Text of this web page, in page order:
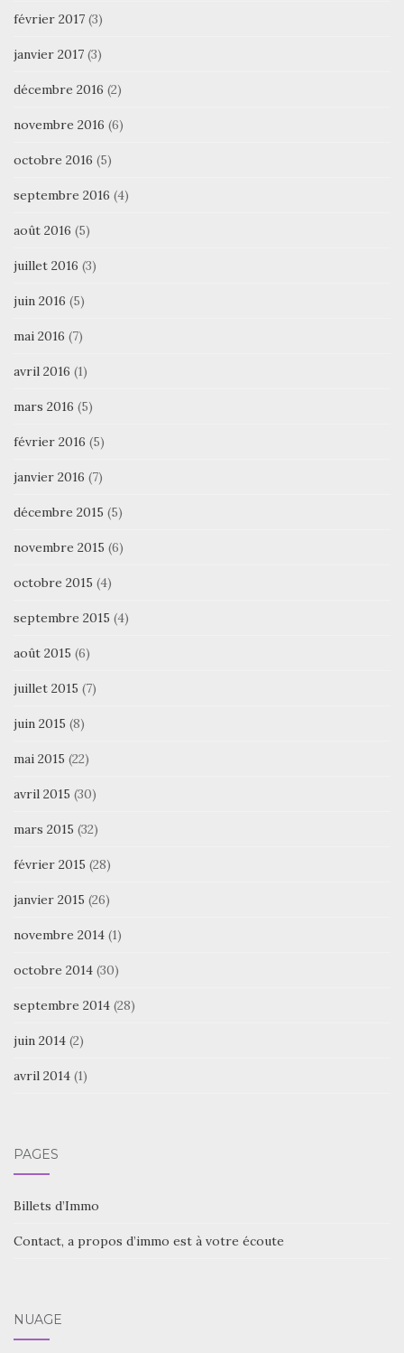
février 2017 (3)
janvier 2017 (3)
décembre 2016 (2)
novembre 2016 (6)
octobre 2016 (5)
septembre 2016 (4)
août 2016 (5)
juillet 2016 (3)
juin 2016 (5)
mai 2016 (7)
avril 2016 (1)
mars 2016 (5)
février 2016 (5)
janvier 2016 (7)
décembre 2015 (5)
novembre 2015 (6)
octobre 2015 (4)
septembre 2015 (4)
août 2015 (6)
juillet 2015 (7)
juin 2015 (8)
mai 2015 (22)
avril 2015 (30)
mars 2015 (32)
février 2015 (28)
janvier 2015 (26)
novembre 2014 (1)
octobre 2014 (30)
septembre 2014 (28)
juin 2014 (2)
avril 2014 (1)
PAGES
Billets d’Immo
Contact, a propos d’immo est à votre écoute
NUAGE